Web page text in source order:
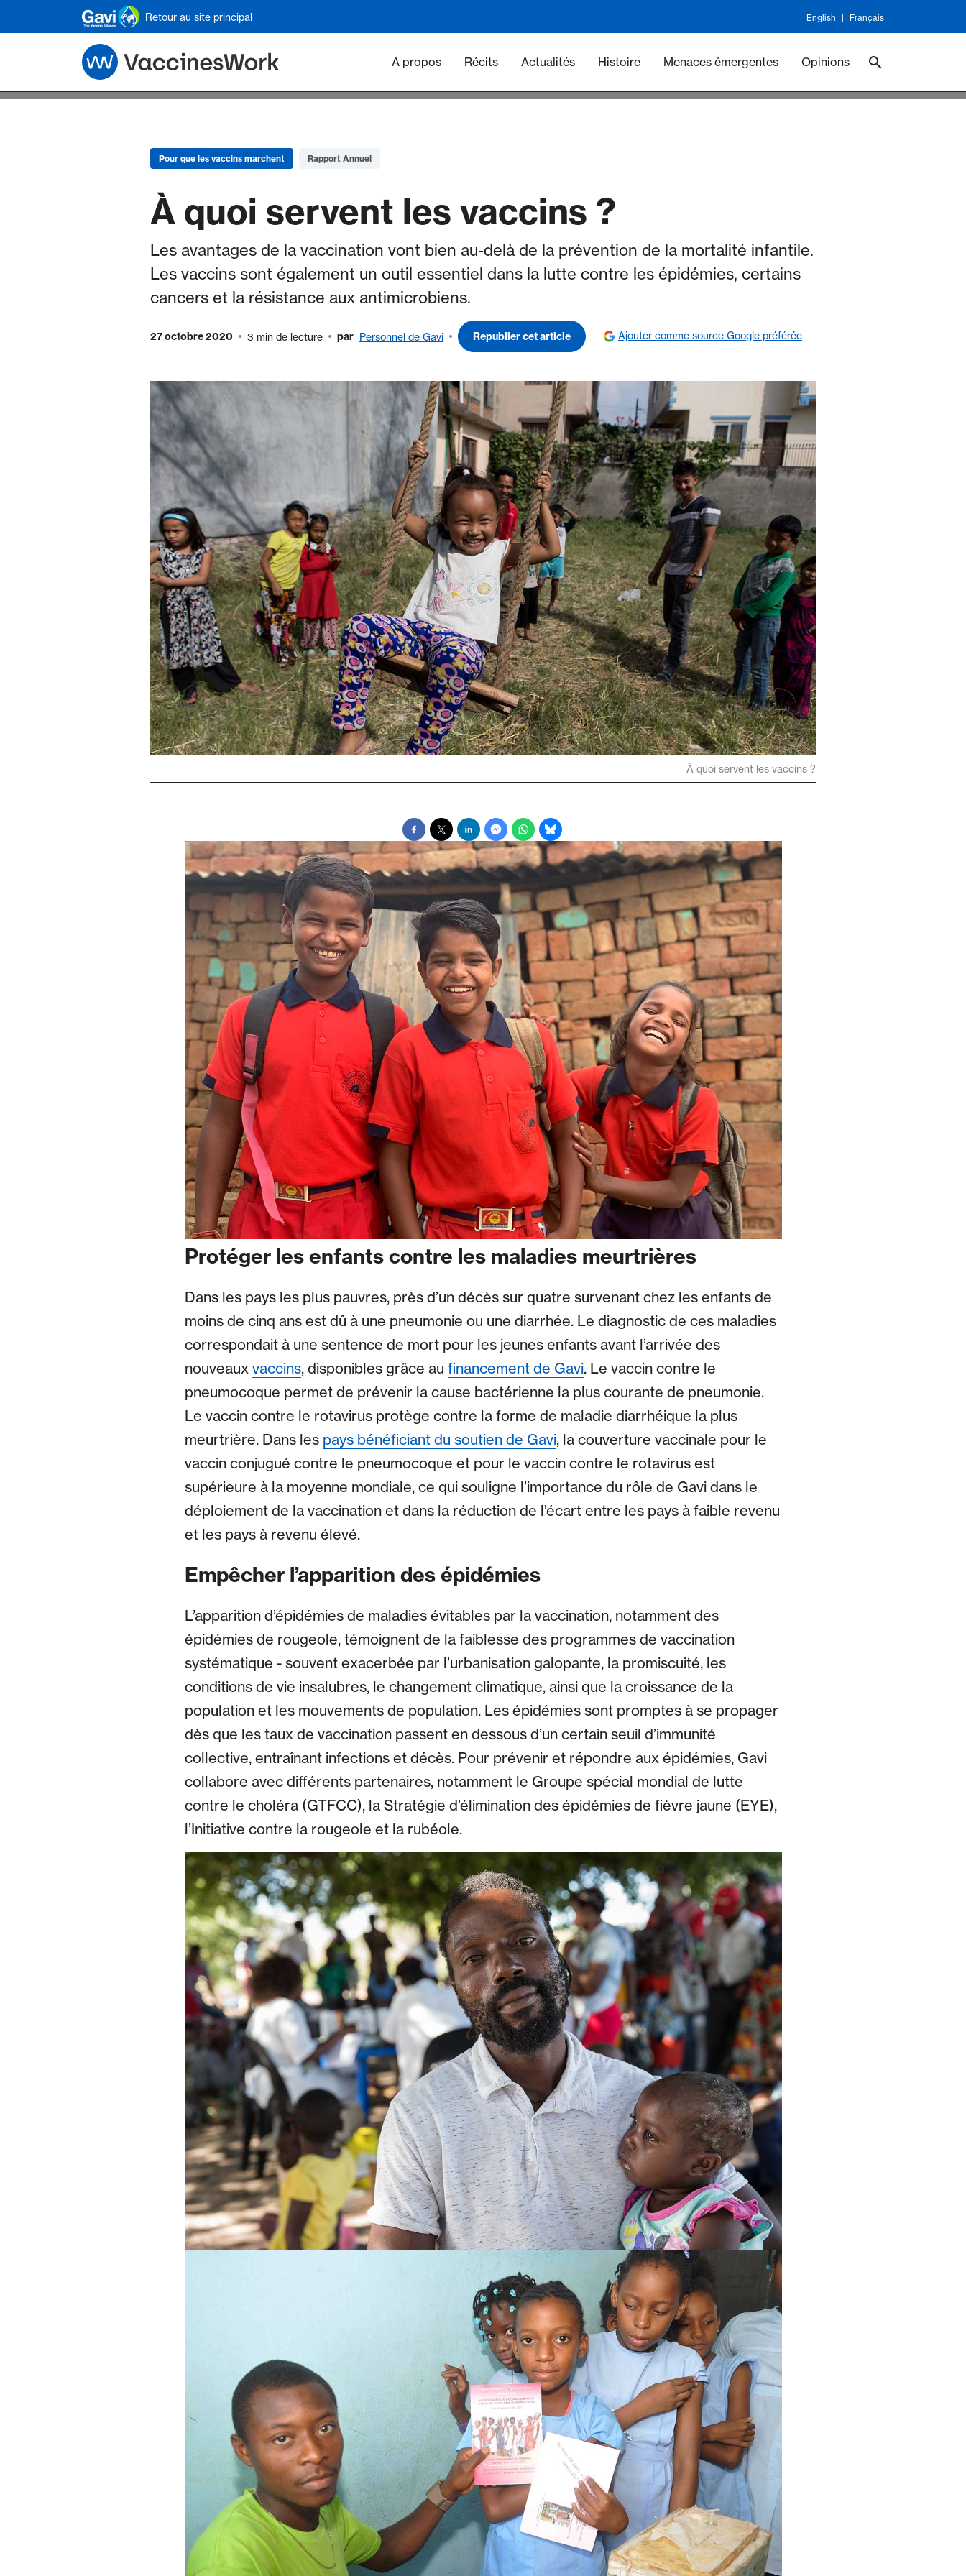
Skip to main content
Retour au site principal English Français
Main navigation - Vaccineswork
A propos Récits Actualités Histoire Menaces émergentes Opinions
Pour que les vaccins marchent Rapport Annuel
À quoi servent les vaccins ?
Les avantages de la vaccination vont bien au-delà de la prévention de la mortalité infantile.
Les vaccins sont également un outil essentiel dans la lutte contre les épidémies, certains
cancers et la résistance aux antimicrobiens.
27 octobre 2020 3 min de lecture par Personnel de Gavi Republier cet article Ajouter comme source Google préférée
À quoi servent les vaccins ?
Protéger les enfants contre les maladies meurtrières
Dans les pays les plus pauvres, près d’un décès sur quatre survenant chez les enfants de
moins de cinq ans est dû à une pneumonie ou une diarrhée. Le diagnostic de ces maladies
correspondait à une sentence de mort pour les jeunes enfants avant l’arrivée des
nouveaux vaccins, disponibles grâce au financement de Gavi. Le vaccin contre le
pneumocoque permet de prévenir la cause bactérienne la plus courante de pneumonie.
Le vaccin contre le rotavirus protège contre la forme de maladie diarrhéique la plus
meurtrière. Dans les pays bénéficiant du soutien de Gavi, la couverture vaccinale pour le
vaccin conjugué contre le pneumocoque et pour le vaccin contre le rotavirus est
supérieure à la moyenne mondiale, ce qui souligne l’importance du rôle de Gavi dans le
déploiement de la vaccination et dans la réduction de l’écart entre les pays à faible revenu
et les pays à revenu élevé.
Empêcher l’apparition des épidémies
L’apparition d’épidémies de maladies évitables par la vaccination, notamment des
épidémies de rougeole, témoignent de la faiblesse des programmes de vaccination
systématique - souvent exacerbée par l’urbanisation galopante, la promiscuité, les
conditions de vie insalubres, le changement climatique, ainsi que la croissance de la
population et les mouvements de population. Les épidémies sont promptes à se propager
dès que les taux de vaccination passent en dessous d’un certain seuil d’immunité
collective, entraînant infections et décès. Pour prévenir et répondre aux épidémies, Gavi
collabore avec différents partenaires, notamment le Groupe spécial mondial de lutte
contre le choléra (GTFCC), la Stratégie d’élimination des épidémies de fièvre jaune (EYE),
l’Initiative contre la rougeole et la rubéole.